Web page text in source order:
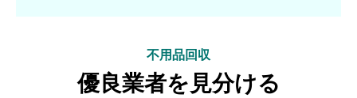
不用品回収
優良業者を見分ける